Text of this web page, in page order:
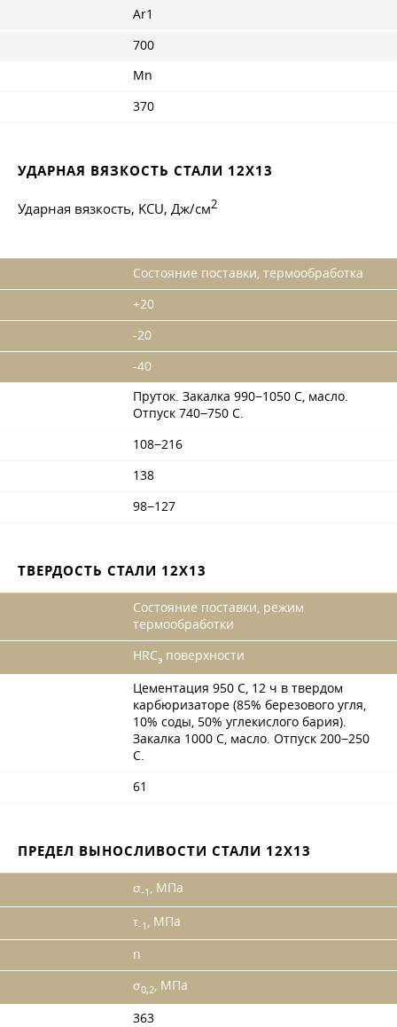
Ar1
700
Mn
370
УДАРНАЯ ВЯЗКОСТЬ СТАЛИ 12Х13
Ударная вязкость, KCU, Дж/см2
Состояние поставки, термообработка
+20
-20
-40
Пруток. Закалка 990−1050 С, масло.
Отпуск 740−750 С.
108−216
138
98−127
ТВЕРДОСТЬ СТАЛИ 12Х13
Состояние поставки, режим
термообработки
HRCэ поверхности
Цементация 950 С, 12 ч в твердом
карбюризаторе (85% березового угля,
10% соды, 50% углекислого бария).
Закалка 1000 С, масло. Отпуск 200−250
С.
61
ПРЕДЕЛ ВЫНОСЛИВОСТИ СТАЛИ 12Х13
σ-1 , МПа
τ-1 , МПа
n
σ0,2, МПа
363